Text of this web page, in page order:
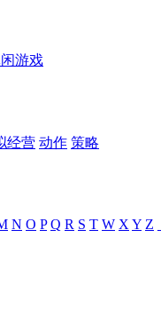
游戏
经营 动作 策略
N O P Q R S T W XY Z